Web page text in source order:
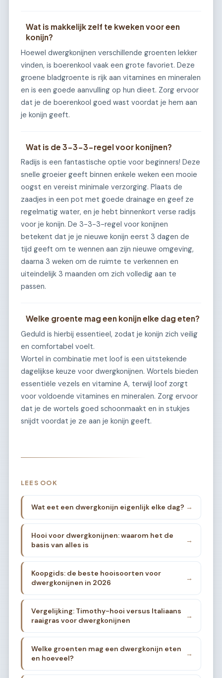
Wat is makkelijk zelf te kweken voor een
konijn?
Hoewel dwergkonijnen verschillende groenten lekker
vinden, is boerenkool vaak een grote favoriet. Deze
groene bladgroente is rijk aan vitamines en mineralen
en is een goede aanvulling op hun dieet. Zorg ervoor
dat je de boerenkool goed wast voordat je hem aan
je konijn geeft.
Wat is de 3-3-3-regel voor konijnen?
Radijs is een fantastische optie voor beginners! Deze
snelle groeier geeft binnen enkele weken een mooie
oogst en vereist minimale verzorging. Plaats de
zaadjes in een pot met goede drainage en geef ze
regelmatig water, en je hebt binnenkort verse radijs
voor je konijn. De 3-3-3-regel voor konijnen
betekent dat je je nieuwe konijn eerst 3 dagen de
tijd geeft om te wennen aan zijn nieuwe omgeving,
daarna 3 weken om de ruimte te verkennen en
uiteindelijk 3 maanden om zich volledig aan te
passen.
Welke groente mag een konijn elke dag eten?
Geduld is hierbij essentieel, zodat je konijn zich veilig
en comfortabel voelt.
Wortel in combinatie met loof is een uitstekende
dagelijkse keuze voor dwergkonijnen. Wortels bieden
essentiële vezels en vitamine A, terwijl loof zorgt
voor voldoende vitamines en mineralen. Zorg ervoor
dat je de wortels goed schoonmaakt en in stukjes
snijdt voordat je ze aan je konijn geeft.
LEES OOK
Wat eet een dwergkonijn eigenlijk elke dag? →
Hooi voor dwergkonijnen: waarom het de
basis van alles is
→
Koopgids: de beste hooisoorten voor
dwergkonijnen in 2026
→
Vergelijking: Timothy-hooi versus Italiaans
raaigras voor dwergkonijnen
→
Welke groenten mag een dwergkonijn eten
en hoeveel?
→